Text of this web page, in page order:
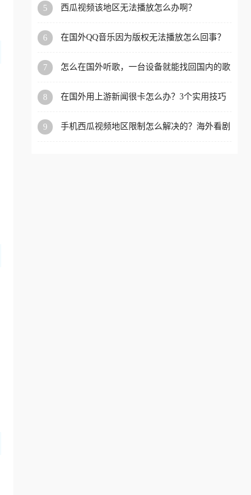
扰。
5 西瓜视频该地区无法播放怎么办啊？
6
在国外QQ音乐因为版权无法播放怎么回事？
7
怎么在国外听歌，一台设备就能找回国内的歌
8
在国外用上游新闻很卡怎么办？3个实用技巧
9
手机西瓜视频地区限制怎么解决的？海外看剧